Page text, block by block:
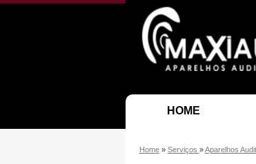
HOME
Home » Serviços »Aparelhos